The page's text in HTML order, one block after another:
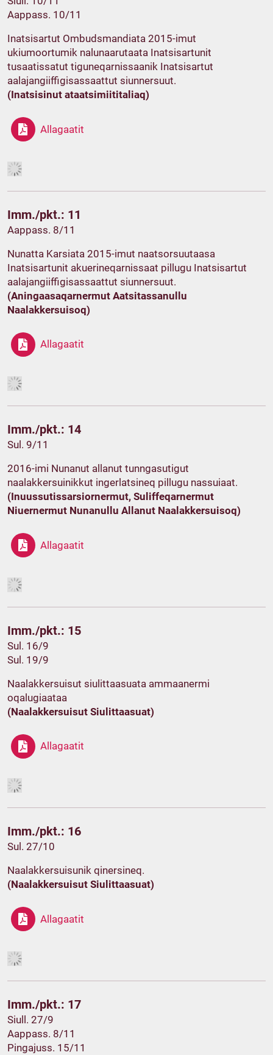
Aappass. 10/11
Inatsisartut Ombudsmandiata 2015-imut
ukiumoortumik nalunaarutaata Inatsisartunit
tusaatissatut tiguneqarnissaanik Inatsisartut
aalajangiiffigisassaattut siunnersuut.
(Inatsisinut ataatsimiititaliaq)
Allagaatit
Imm./pkt.: 11
Aappass. 8/11
Nunatta Karsiata 2015-imut naatsorsuutaasa
Inatsisartunit akuerineqarnissaat pillugu Inatsisartut
aalajangiiffigisassaattut siunnersuut.
(Aningaasaqarnermut Aatsitassanullu
Naalakkersuisoq)
Allagaatit
Imm./pkt.: 14
Sul. 9/11
2016-imi Nunanut allanut tunngasutigut
naalakkersuinikkut ingerlatsineq pillugu nassuiaat.
(Inuussutissarsiornermut, Suliffeqarnermut
Niuernermut Nunanullu Allanut Naalakkersuisoq)
Allagaatit
Imm./pkt.: 15
Sul. 16/9
Sul. 19/9
Naalakkersuisut siulittaasuata ammaanermi
oqalugiaataa
(Naalakkersuisut Siulittaasuat)
Allagaatit
Imm./pkt.: 16
Sul. 27/10
Naalakkersuisunik qinersineq.
(Naalakkersuisut Siulittaasuat)
Allagaatit
Imm./pkt.: 17
Siull. 27/9
Aappass. 8/11
Pingajuss. 15/11